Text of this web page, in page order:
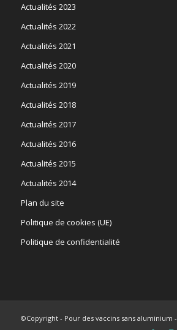
Actualités 2023
Actualités 2022
Actualités 2021
Actualités 2020
Actualités 2019
Actualités 2018
Actualités 2017
Actualités 2016
Actualités 2015
Actualités 2014
Plan du site
Politique de cookies (UE)
Politique de confidentialité
©Copyright - Pour des vaccins sans aluminium -